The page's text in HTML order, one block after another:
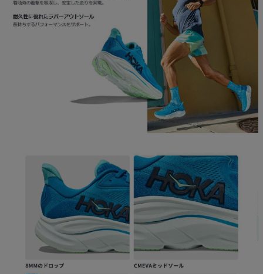
お気に入り
アウトレットセール
スタッフコーディネート
スタッフブログ